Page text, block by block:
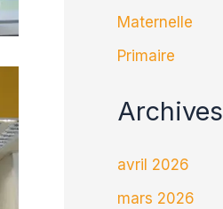
Maternelle
Primaire
Archives
avril 2026
mars 2026